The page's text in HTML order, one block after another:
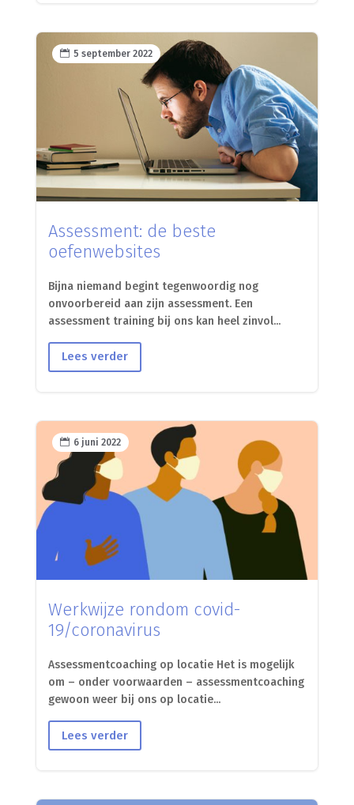
Assessment: de beste
oefenwebsites
Bijna niemand begint tegenwoordig nog
onvoorbereid aan zijn assessment. Een
assessment training bij ons kan heel zinvol...
Lees verder
 5 september 2022
Werkwijze rondom covid-
19/coronavirus
Assessmentcoaching op locatie Het is mogelijk
om – onder voorwaarden – assessmentcoaching
gewoon weer bij ons op locatie...
Lees verder
 6 juni 2022